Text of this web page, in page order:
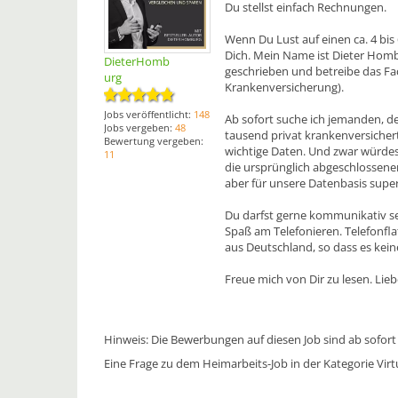
DieterHomb
urg
Jobs veröffentlicht: 148
Jobs vergeben: 48
Bewertung vergeben:
11
Du stellst einfach Rechnungen.
Wenn Du Lust auf einen ca. 4
Dich. Mein Name ist Dieter
geschrieben und betreibe das
Krankenversicherung).
Ab sofort suche ich jemanden,
tausend privat
wichtige Daten. Und zwar
die ursprünglich
aber für unsere Datenbasis
Du darfst gerne kommunikativ
Spaß am Telefonieren.
aus Deutschland, so dass es
Freue mich von Dir zu lesen.
Hinweis: Die Bewerbungen auf diesen Job sind ab
Eine Frage zu dem Heimarbeits-Job in der Kategorie